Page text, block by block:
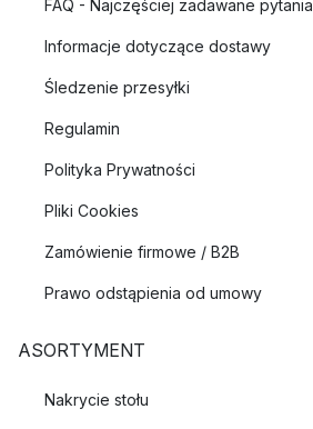
FAQ - Najczęściej zadawane pytania
Informacje dotyczące dostawy
Śledzenie przesyłki
Regulamin
Polityka Prywatności
Pliki Cookies
Zamówienie firmowe / B2B
Prawo odstąpienia od umowy
ASORTYMENT
Nakrycie stołu